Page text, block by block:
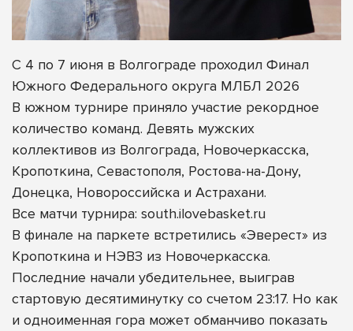
С 4 по 7 июня в Волгограде проходил Финал
Южного Федерального округа МЛБЛ 2026
В южном турнире приняло участие рекордное
количество команд. Девять мужских
коллективов из Волгограда, Новочеркасска,
Кропоткина, Севастополя, Ростова-на-Дону,
Донецка, Новороссийска и Астрахани.
Все матчи турнира: south.ilovebasket.ru
В финале на паркете встретились «Эверест» из
Кропоткина и НЭВЗ из Новочеркасска.
Последние начали убедительнее, выиграв
стартовую десятиминутку со счетом 23:17. Но как
и одноименная гора может обманчиво показать